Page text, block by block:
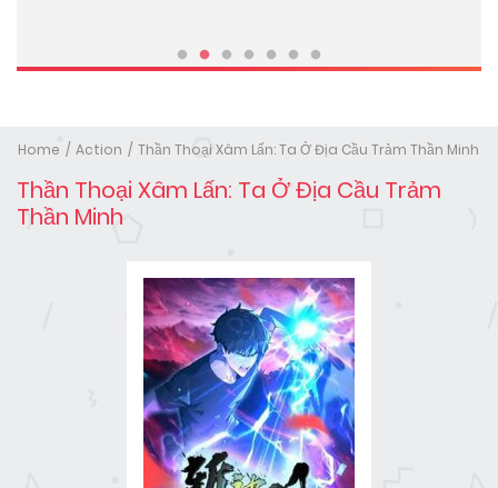
Home Action Thần Thoại Xâm Lấn: Ta Ở Địa Cầu Trảm Thần Minh
Thần Thoại Xâm Lấn: Ta Ở Địa Cầu Trảm
Thần Minh